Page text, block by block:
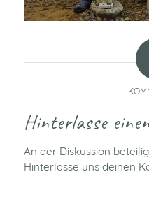
Hinterlasse
An der Diskussion
Hinterlasse uns deinen